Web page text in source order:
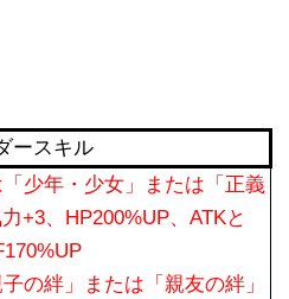
ースキル
「少年・少女」または「正義
+3、HP200%UP、ATKと
の絆」または「親友の絆」